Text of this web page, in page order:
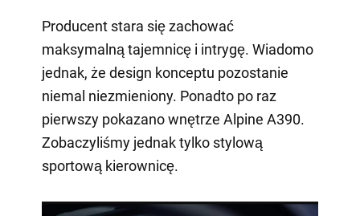
Producent stara się zachować
maksymalną tajemnicę i intrygę. Wiadomo
jednak, że design konceptu pozostanie
niemal niezmieniony. Ponadto po raz
pierwszy pokazano wnętrze Alpine A390.
Zobaczyliśmy jednak tylko stylową
sportową kierownicę.